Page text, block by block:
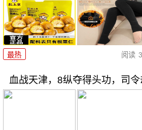
最热 阅读
血战天津，8纵夺得头功，司